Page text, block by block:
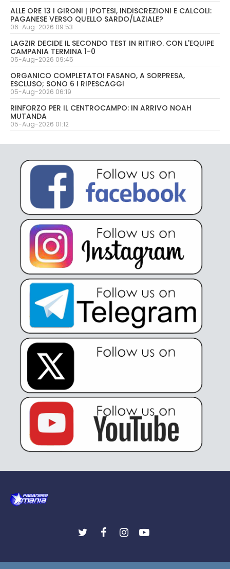
ALLE ORE 13 I GIRONI | IPOTESI, INDISCREZIONI E CALCOLI:
PAGANESE VERSO QUELLO SARDO/LAZIALE?
06-Aug-2026 09:53
LAGZIR DECIDE IL SECONDO TEST IN RITIRO. CON L'EQUIPE
CAMPANIA TERMINA 1-0
05-Aug-2026 09:45
ORGANICO COMPLETATO! FASANO, A SORPRESA,
ESCLUSO; SONO 6 I RIPESCAGGI
05-Aug-2026 06:19
RINFORZO PER IL CENTROCAMPO: IN ARRIVO NOAH
MUTANDA
05-Aug-2026 01:12